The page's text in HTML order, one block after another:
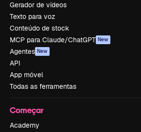
Gerador de vídeos
Texto para voz
Conteúdo de stock
MCP para Claude/ChatGPT New
Agentes New
API
App móvel
Todas as ferramentas
Começar
Academy